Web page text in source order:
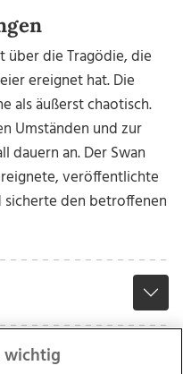
über die Tragödie, die
ereignet hat. Die
als äußerst chaotisch.
Umständen und zur
an. Der Swan
veröffentlichte
sicherte den betroffenen
wichtig